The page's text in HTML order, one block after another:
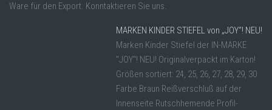
Ware für den Export. Konntaktieren Sie uns.
MARKEN KINDER STIEFEL von „JOY“! NEU!
Marken Kinder Stiefel der IN-MARKE
"JOY"! NEU! Originalverpackt im Karton!
Größen sortiert: 24, 25, 26, 27, 28, 29, 30
Farbe Braun Reißverschluß auf der
Innenseite Rutschhemende Profil-